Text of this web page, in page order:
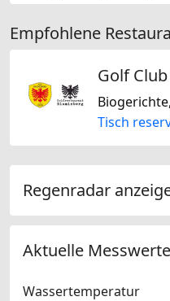
Empfohlene
Golf
Tisch
Regenradar
Aktuelle Messwerte
Wassertemperatur